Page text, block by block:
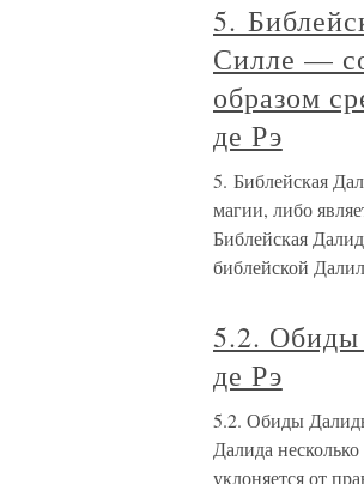
5.
Силле —
образом
де Рэ
5. Библейская
магии, либо
Библейская
библейской
5.2. Обиды
де Рэ
5.2. Обиды
Далида
уклоняется от